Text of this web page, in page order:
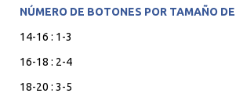
NÚMERO DE BOTONES POR TAMAÑO
14-16 : 1-3
16-18 : 2-4
18-20 : 3-5